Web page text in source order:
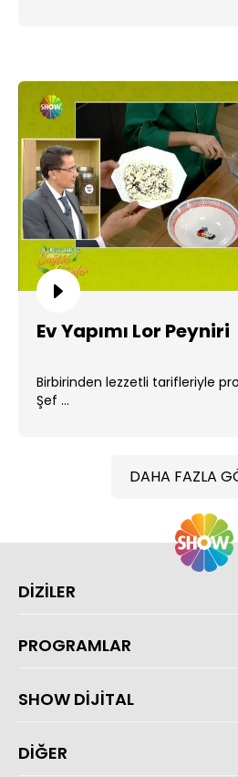
Ev Yapımı Lor Peyniri
Birbirinden lezzetli tarifleriyle
Şef ...
DAHA FAZLA
DİZİLER
PROGRAMLAR
SHOW DİJİTAL
DİĞER